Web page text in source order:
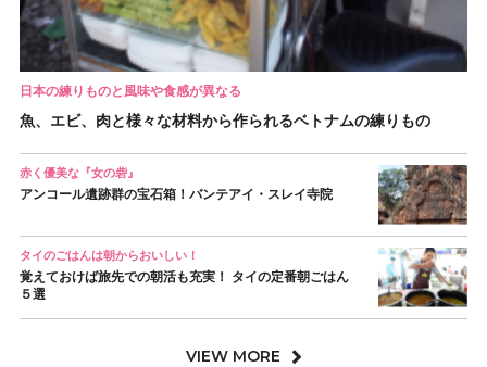
日本の練りものと風味や食感が異なる
魚、エビ、肉と様々な材料から作られるベトナムの練りもの
赤く優美な『女の砦』
アンコール遺跡群の宝石箱！バンテアイ・スレイ寺院
タイのごはんは朝からおいしい！
覚えておけば旅先での朝活も充実！ タイの定番朝ごはん
５選
VIEW MORE